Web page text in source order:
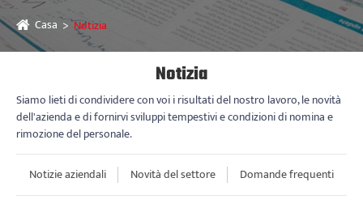
Casa Notizia
Notizia
Siamo lieti di condividere con voi i risultati del nostro lavoro, le novità
dell'azienda e di fornirvi sviluppi tempestivi e condizioni di nomina e
rimozione del personale.
Notizie aziendali Novità del settore Domande frequenti